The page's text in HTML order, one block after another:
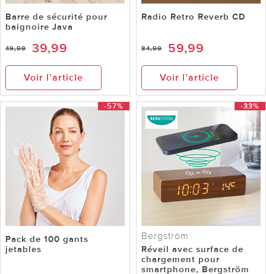
Barre de sécurité pour
baignoire Java
49,99 39,99
Voir l’article
Radio Retro Reverb CD
84,99 59,99
Voir l’article
-57%
Pack de 100 gants
jetables
-33%
Bergström
Réveil avec surface de
chargement pour
smartphone, Bergström